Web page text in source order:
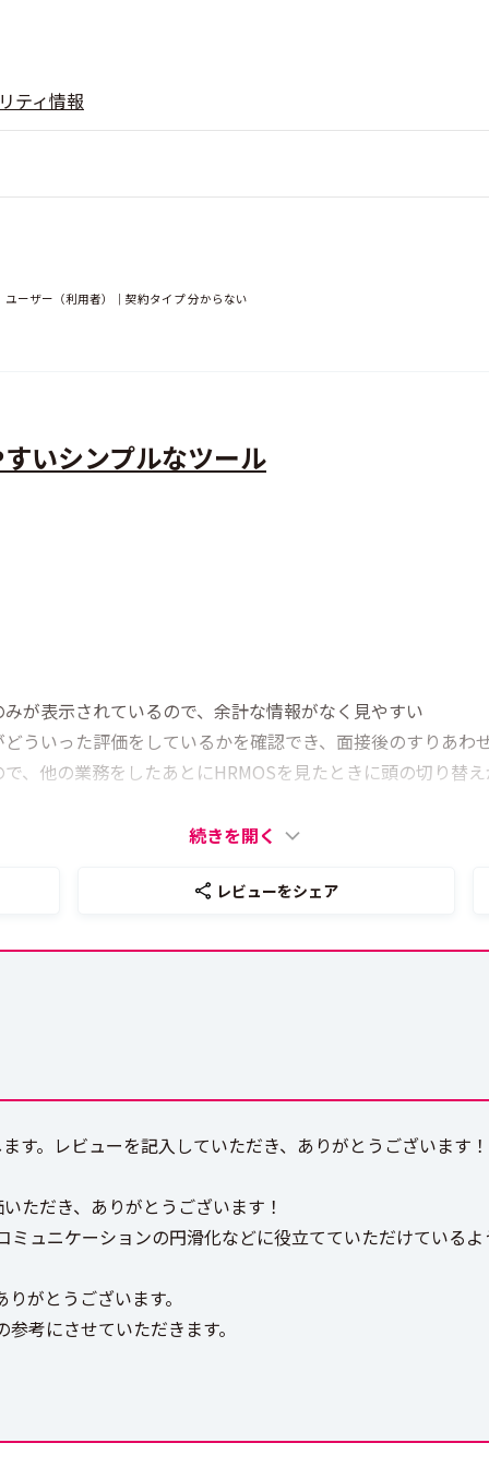
ティ情報
ーザー（利用者）｜契約タイプ 分からない
いシンプルなツール
が表示されているので、余計な情報がなく見やすい
ういった評価をしているかを確認でき、面接後のすりあ
、他の業務をしたあとにHRMOSを見たときに頭の切り替
続きを開く
レビューをシェア
す。レビューを記入していただき、ありがとうございます！
ただき、ありがとうございます！
ュニケーションの円滑化などに役立てていただけている
がとうございます。
考にさせていただきます。